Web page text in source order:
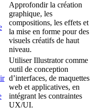
Approfondir la création
graphique, les
compositions, les effets et
la mise en forme pour des
visuels créatifs de haut
niveau.
Utiliser Illustrator comme
outil de conception
d’interfaces, de maquettes
web et applicatives, en
intégrant les contraintes
UX/UI.